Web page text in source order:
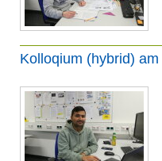
Kolloqium (hybrid)